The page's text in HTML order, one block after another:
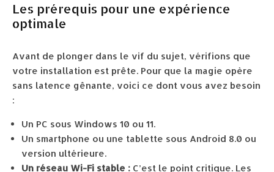
Les prérequis pour une expérience
optimale
Avant de plonger dans le vif du sujet, vérifions que
votre installation est prête. Pour que la magie opère
sans latence gênante, voici ce dont vous avez besoin
:
Un PC sous Windows 10 ou 11.
Un smartphone ou une tablette sous Android 8.0 ou
version ultérieure.
Un réseau Wi-Fi stable : C’est le point critique. Les